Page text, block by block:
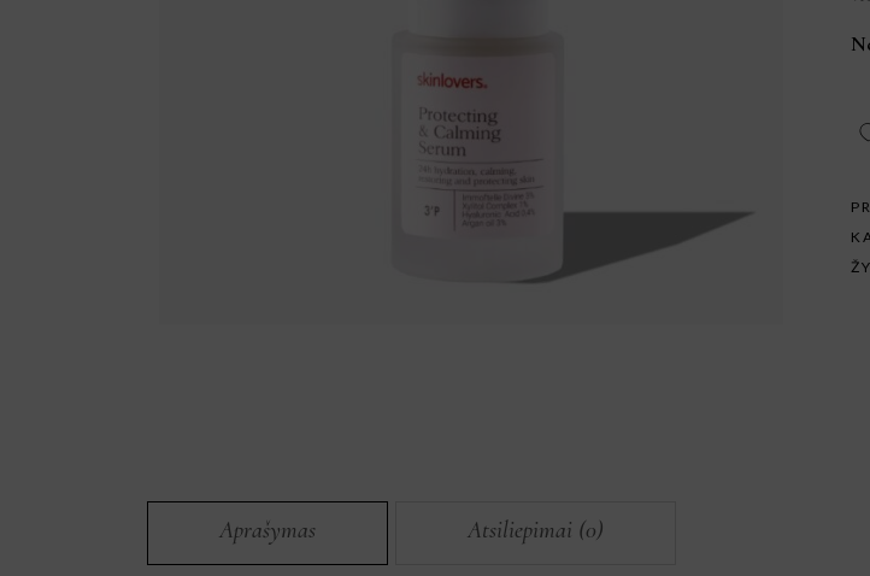
Aprašymas Atsiliepimai (0)